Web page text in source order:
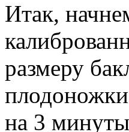
Итак,
размеру
на 3